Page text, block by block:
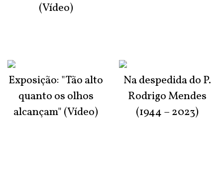
(Vídeo)
Exposição: "Tão alto
quanto os olhos
alcançam" (Vídeo)
Na despedida do P.
Rodrigo Mendes
(1944 – 2023)